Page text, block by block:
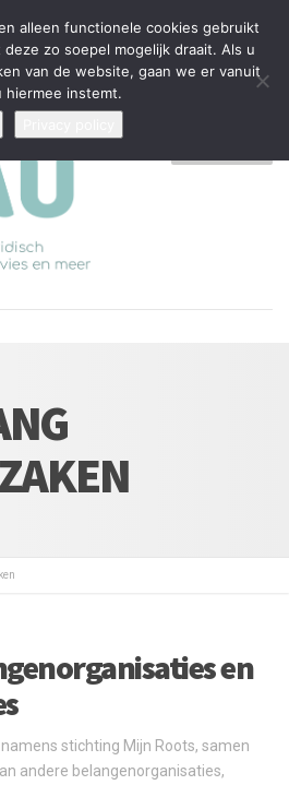
kan ik beperkt nieuwe zaken aannemen
beantwoorden
Disclaimer Privacybeleid
en
stichting Mijn Roots, samen
andere belangenorganisaties,
alleen functionele cookies gebruikt
zo soepel mogelijk draait. Als u
van de website, gaan we er vanuit
hiermee instemt.